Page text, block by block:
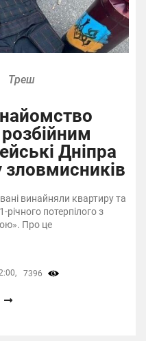
Треш
Дніпра
зловмисників
винайняли квартиру та
потерпілого з
Про це
7396